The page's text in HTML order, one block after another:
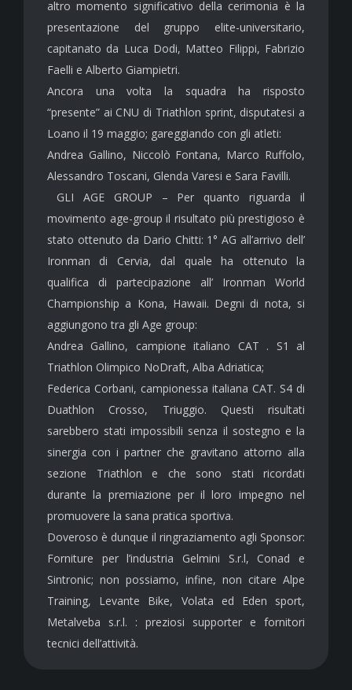
altro momento significativo della cerimonia è la
presentazione del gruppo elite-universitario,
capitanato da Luca Dodi, Matteo Filippi, Fabrizio
Faelli e Alberto Giampietri.
Ancora una volta la squadra ha risposto
“presente” ai CNU di Triathlon sprint, disputatesi a
Loano il 19 maggio; gareggiando con gli atleti:
Andrea Gallino, Niccolò Fontana, Marco Ruffolo,
Alessandro Toscani, Glenda Varesi e Sara Favilli.
GLI AGE GROUP – Per quanto riguarda il
movimento age-group il risultato più prestigioso è
stato ottenuto da Dario Chitti: 1° AG all’arrivo dell’
Ironman di Cervia, dal quale ha ottenuto la
qualifica di partecipazione all’ Ironman World
Championship a Kona, Hawaii. Degni di nota, si
aggiungono tra gli Age group:
Andrea Gallino, campione italiano CAT . S1 al
Triathlon Olimpico NoDraft, Alba Adriatica;
Federica Corbani, campionessa italiana CAT. S4 di
Duathlon Crosso, Triuggio. Questi risultati
sarebbero stati impossibili senza il sostegno e la
sinergia con i partner che gravitano attorno alla
sezione Triathlon e che sono stati ricordati
durante la premiazione per il loro impegno nel
promuovere la sana pratica sportiva.
Doveroso è dunque il ringraziamento agli Sponsor:
Forniture per l’industria Gelmini S.r.l, Conad e
Sintronic; non possiamo, infine, non citare Alpe
Training, Levante Bike, Volata ed Eden sport,
Metalveba s.r.l. : preziosi supporter e fornitori
tecnici dell’attività.